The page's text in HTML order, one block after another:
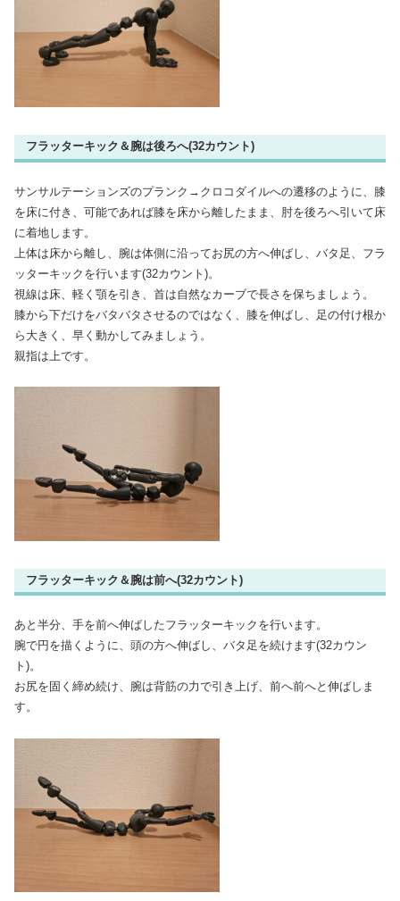
フラッターキック＆腕は後ろへ(32カウント)
サンサルテーションズのプランク→クロコダイルへの遷移のように、膝
を床に付き、可能であれば膝を床から離したまま、肘を後ろへ引いて床
に着地します。
上体は床から離し、腕は体側に沿ってお尻の方へ伸ばし、バタ足、フラ
ッターキックを行います(32カウント)。
視線は床、軽く顎を引き、首は自然なカーブで長さを保ちましょう。
膝から下だけをバタバタさせるのではなく、膝を伸ばし、足の付け根か
ら大きく、早く動かしてみましょう。
親指は上です。
フラッターキック＆腕は前へ(32カウント)
あと半分、手を前へ伸ばしたフラッターキックを行います。
腕で円を描くように、頭の方へ伸ばし、バタ足を続けます(32カウン
ト)。
お尻を固く締め続け、腕は背筋の力で引き上げ、前へ前へと伸ばしま
す。